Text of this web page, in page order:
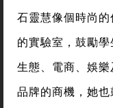
石靈慧像個時尚
的實驗室，鼓勵學
生態、電商、娛
品牌的商機，她